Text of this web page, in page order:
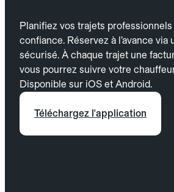
Planifiez vos trajets
confiance. Réservez à l’avance via
sécurisé. À chaque trajet une
vous pourrez suivre votre
Disponible sur iOS et Android.
Téléchargez l'application